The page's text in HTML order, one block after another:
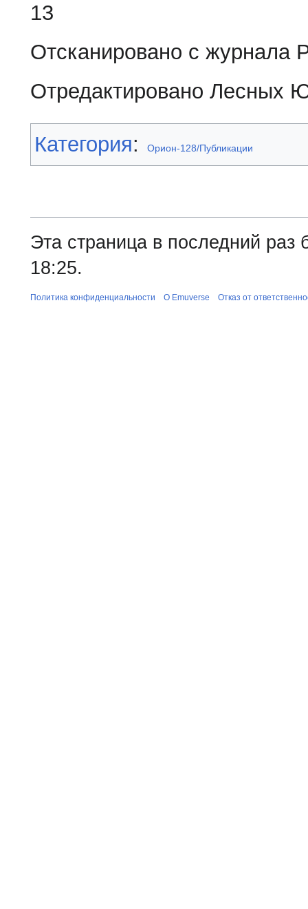
13
Отсканировано с журнала
Отредактировано Лесных
Категория: Орион-128/Публикации
Эта страница в последний раз
18:25.
Политика конфиденциальности О Emuverse Отказ от